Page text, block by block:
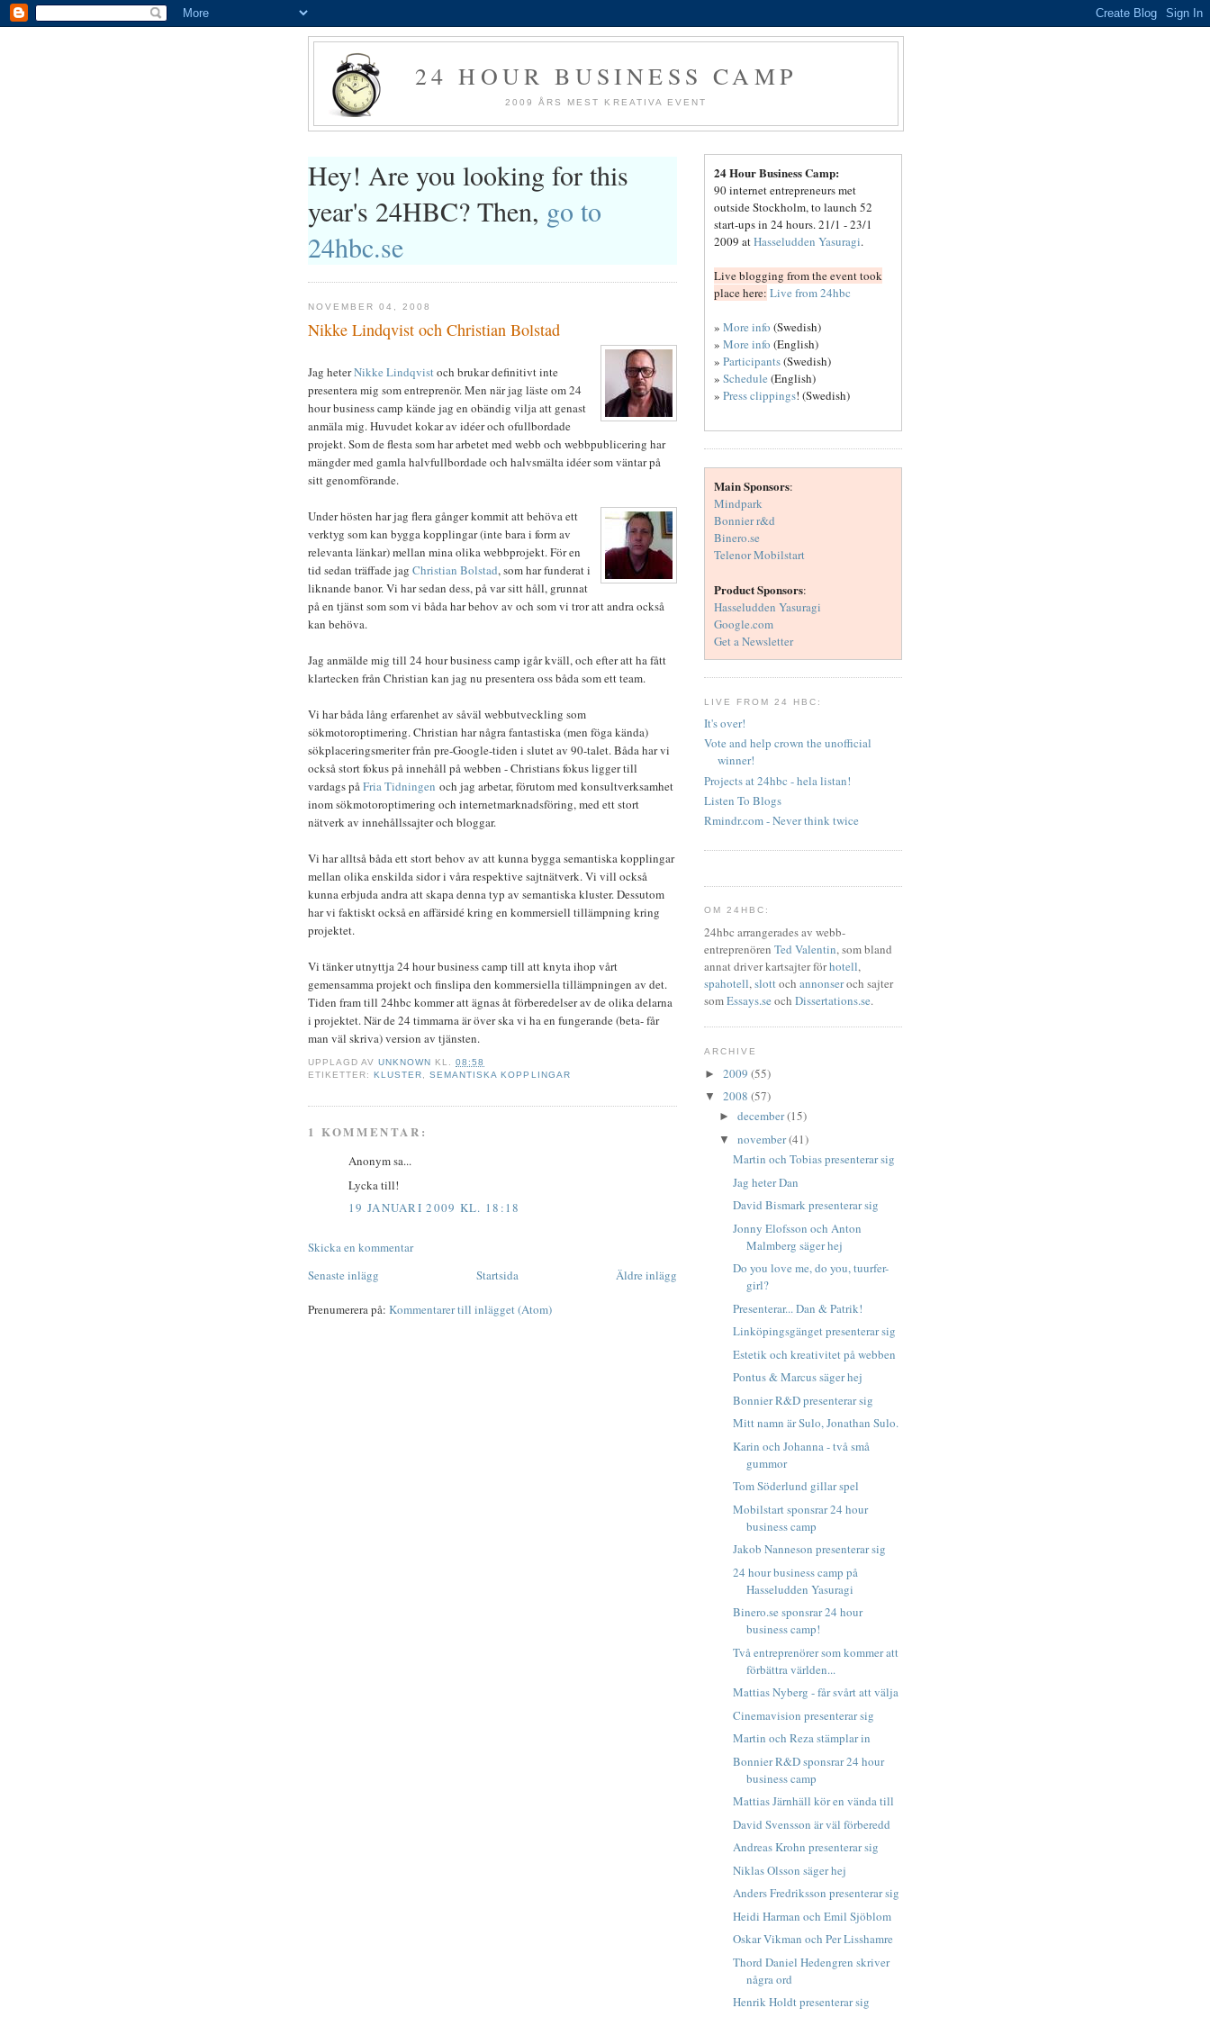
24 HOUR BUSINESS CAMP
2009 ÅRS MEST KREATIVA EVENT
Hey! Are you looking for this
year's 24HBC? Then, go to
24hbc.se
NOVEMBER 04, 2008
Nikke Lindqvist och Christian Bolstad
Jag heterNikke Lindqvistoch brukar definitivt inte
presentera mig som entreprenör. Men när jag läste om 24
hour business camp kände jag en obändig vilja att genast
anmäla mig. Huvudet kokar av idéer och ofullbordade
projekt. Som de flesta som har arbetet med webb och webbpublicering har
mängder med gamla halvfullbordade och halvsmälta idéer som väntar på
sitt genomförande.
Under hösten har jag flera gånger kommit att behöva ett
verktyg som kan bygga kopplingar (inte bara i form av
relevanta länkar) mellan mina olika webbprojekt. För en
tid sedan träffade jag Christian Bolstad, som har funderat i
liknande banor. Vi har sedan dess, på var sitt håll, grunnat
på en tjänst som som vi båda har behov av och som vi tror att andra också
kan behöva.
Jag anmälde mig till 24 hour business camp igår kväll, och efter att ha fått
klartecken från Christian kan jag nu presentera oss båda som ett team.
Vi har båda lång erfarenhet av såväl webbutveckling som
sökmotoroptimering. Christian har några fantastiska (men föga kända)
sökplaceringsmeriter från pre-Google-tiden i slutet av 90-talet. Båda har vi
också stort fokus på innehåll på webben - Christians fokus ligger till
vardags påFria Tidningen och jag arbetar, förutom med konsultverksamhet
inom sökmotoroptimering och internetmarknadsföring, med ett stort
nätverk av innehållssajter och bloggar.
Vi har alltså båda ett stort behov av att kunna bygga semantiska kopplingar
mellan olika enskilda sidor i våra respektive sajtnätverk. Vi vill också
kunna erbjuda andra att skapa denna typ av semantiska kluster. Dessutom
har vi faktiskt också en affärsidé kring en kommersiell tillämpning kring
projektet.
Vi tänker utnyttja 24 hour business camp till att knyta ihop vårt
gemensamma projekt och finslipa den kommersiella tillämpningen av det.
Tiden fram till 24hbc kommer att ägnas åt förberedelser av de olika delarna
i projektet. När de 24 timmarna är över ska vi ha en fungerande (beta- får
man väl skriva) version av tjänsten.
UPPLAGD AVUNKNOWN KL.08:58
ETIKETTER:KLUSTER ,SEMANTISKA KOPPLINGAR
1 KOMMENTAR:
Anonym sa...
Lycka till!
19 JANUARI 2009 KL. 18:18
Skicka en kommentar
Senaste inlägg
Äldre inlägg
Startsida
Prenumerera på: Kommentarer till inlägget (Atom)
24 Hour Business Camp:
90 internet entrepreneurs met
outside Stockholm, to launch 52
start-ups in 24 hours. 21/1 - 23/1
2009 atHasseludden Yasuragi.
Live blogging from the event took
place here: Live from 24hbc
» More info (Swedish)
» More info (English)
» Participants(Swedish)
» Schedule (English)
» Press clippings! (Swedish)
Main Sponsors:
Mindpark
Bonnier r&d
Binero.se
Telenor Mobilstart
Product Sponsors:
Hasseludden Yasuragi
Google.com
Get a Newsletter
LIVE FROM 24 HBC:
It's over!
Vote and help crown the unofficial
winner!
Projects at 24hbc - hela listan!
Listen To Blogs
Rmindr.com - Never think twice
OM 24HBC:
24hbc arrangerades av webb-
entreprenören Ted Valentin, som bland
annat driver kartsajter förhotell,
spahotell,slottoch annonseroch sajter
somEssays.se och Dissertations.se.
ARCHIVE
► 2009 (55)
▼ 2008 (57)
► december(15)
▼ november(41)
Martin och Tobias presenterar sig
Jag heter Dan
David Bismark presenterar sig
Jonny Elofsson och Anton
Malmberg säger hej
Do you love me, do you, tuurfer-
girl?
Presenterar... Dan & Patrik!
Linköpingsgänget presenterar sig
Estetik och kreativitet på webben
Pontus & Marcus säger hej
Bonnier R&D presenterar sig
Mitt namn är Sulo, Jonathan Sulo.
Karin och Johanna - två små
gummor
Tom Söderlund gillar spel
Mobilstart sponsrar 24 hour
business camp
Jakob Nanneson presenterar sig
24 hour business camp på
Hasseludden Yasuragi
Binero.se sponsrar 24 hour
business camp!
Två entreprenörer som kommer att
förbättra världen...
Mattias Nyberg - får svårt att välja
Cinemavision presenterar sig
Martin och Reza stämplar in
Bonnier R&D sponsrar 24 hour
business camp
Mattias Järnhäll kör en vända till
David Svensson är väl förberedd
Andreas Krohn presenterar sig
Niklas Olsson säger hej
Anders Fredriksson presenterar sig
Heidi Harman och Emil Sjöblom
Oskar Vikman och Per Lisshamre
Thord Daniel Hedengren skriver
några ord
Henrik Holdt presenterar sig